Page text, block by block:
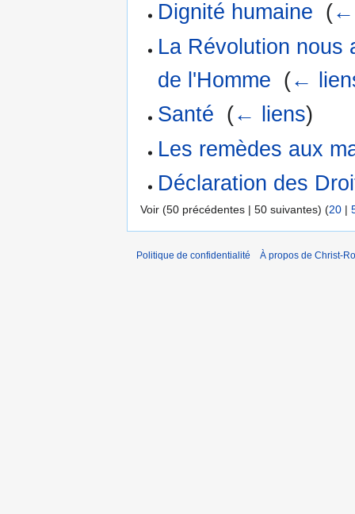
Dignité humaine (←
La Révolution nous
de l'Homme (←
Santé (← liens)
Les remèdes aux
Déclaration des
Voir (50 précédentes | 50 suivantes) (20 |
Politique de confidentialité À propos de Christ-